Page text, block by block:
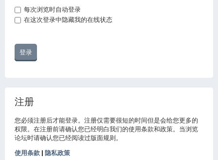
每次浏览时自动登录
在这次登录中隐藏我的在线状态
注册
您必须注册后才能登录。注册仅需要很短的时间但是会给您更多的
权限。在注册前请确认您已经明白我们的使用条款和政策。当浏览
论坛时请确认您已经阅读过版面规则。
使用条款 隐私政策